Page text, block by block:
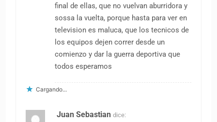
final de ellas, que no vuelvan aburridora y
sossa la vuelta, porque hasta para ver en
television es maluca, que los tecnicos de
los equipos dejen correr desde un
comienzo y dar la guerra deportiva que
todos esperamos
Cargando...
Juan Sebastian dice: